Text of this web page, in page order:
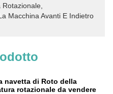
Rotazionale
Macchina Avanti E Indietro
navetta di Roto della
rotazionale da vendere